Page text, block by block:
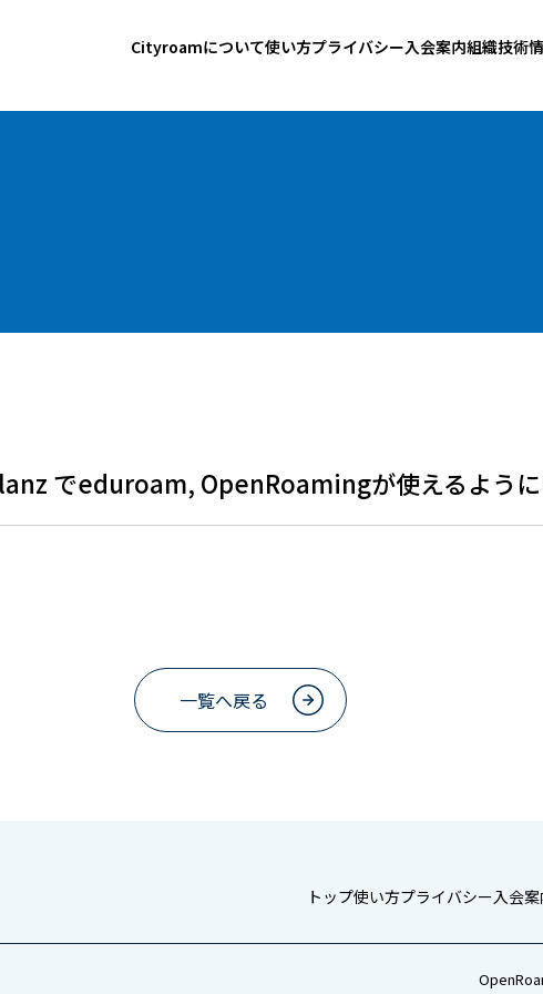
Cityroamについて使い方プライバシー入会案内組織技術
でeduroam, OpenRoamingが使えるように
一覧へ戻る
トップ使い方プライバシー入会案